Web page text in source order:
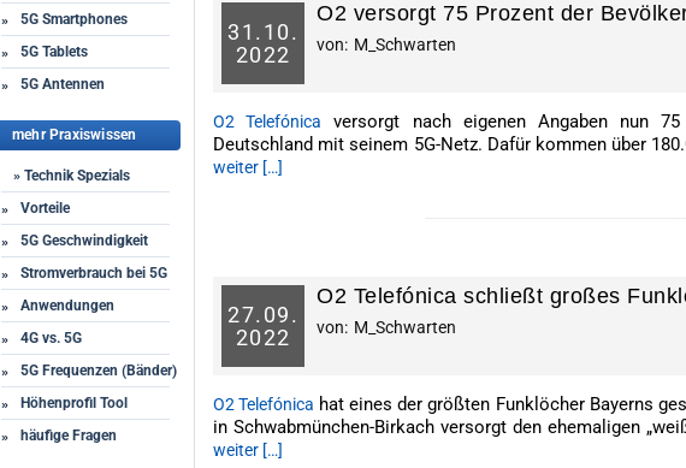
»
5G Smartphones
»
5G Tablets
»
5G Antennen
mehr Praxiswissen
» Technik Spezials
»
Vorteile
»
5G Geschwindigkeit
»
Stromverbrauch bei 5G
»
Anwendungen
»
4G vs. 5G
»
5G Frequenzen (Bänder)
»
Höhenprofil Tool
»
häufige Fragen
31. 10.
2022
O2 versorgt 75 Prozent der
von: M_Schwarten
O2 Telefónica
versorgt nach eigenen Angaben nun
Deutschland mit seinem 5G-Netz. Dafür kommen über
weiter […]
27. 09.
2022
O2 Telefónica schließt großes
von: M_Schwarten
O2 Telefónica hat eines der größten Funklöcher Bayerns
in Schwabmünchen-Birkach versorgt den ehemaligen
weiter […]